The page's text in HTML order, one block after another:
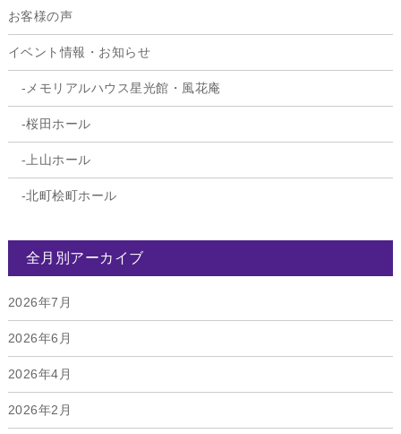
お客様の声
イベント情報・お知らせ
メモリアルハウス星光館・風花庵
桜田ホール
上山ホール
北町桧町ホール
全月別アーカイブ
2026年7月
2026年6月
2026年4月
2026年2月